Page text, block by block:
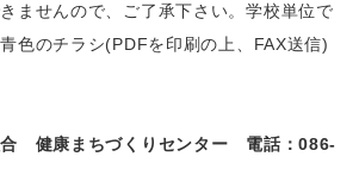
ませんので、ご了承下さい。学校単位で
色のチラシ(PDFを印刷の上、FAX送信)
合 健康まちづくりセンター 電話：086-